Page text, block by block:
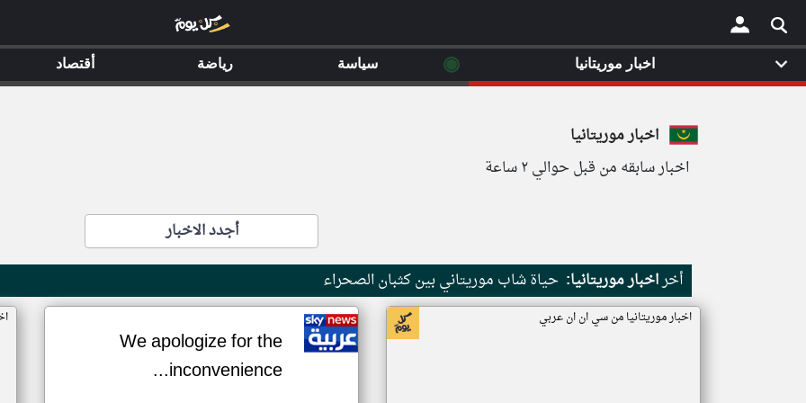
×
اخبار موريتانيا
اخبار سابقه من قبل حوالي ٢ ساعة
أجدد الاخبار
أخراخبار موريتانيا: حياة شاب موريتاني بين كثبان الصحراء
اخبار موريتانيا من سي ان ان عربي
We apologize for the
inconvenience...
اخبار موريتانيا ◉ سياسة رياضة أقتصاد